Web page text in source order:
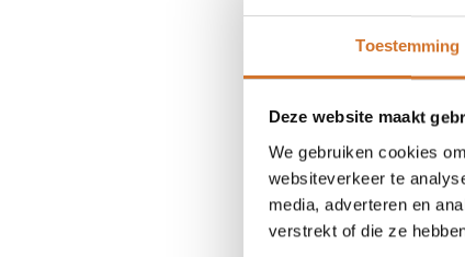
Toestemming
Deze website maakt
We gebruiken cookies
websiteverkeer te
media, adverteren en
verstrekt of die ze